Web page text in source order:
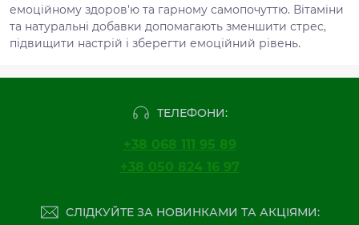
емоційному здоров'ю та гарному самопочуттю. Вітаміни
та натуральні добавки допомагають зменшити стрес,
підвищити настрій і зберегти емоційний рівень.
ТЕЛЕФОНИ:
+38 068 111 95 89
+38 050 824 16 97
СЛІДКУЙТЕ ЗА НОВИНКАМИ ТА АКЦІЯМИ: